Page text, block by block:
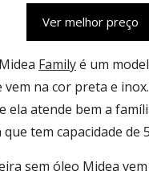
Ver melhor preço
Familyé um
vem na cor preta e
ela atende bem a
que tem capacidade de
sem óleo Midea